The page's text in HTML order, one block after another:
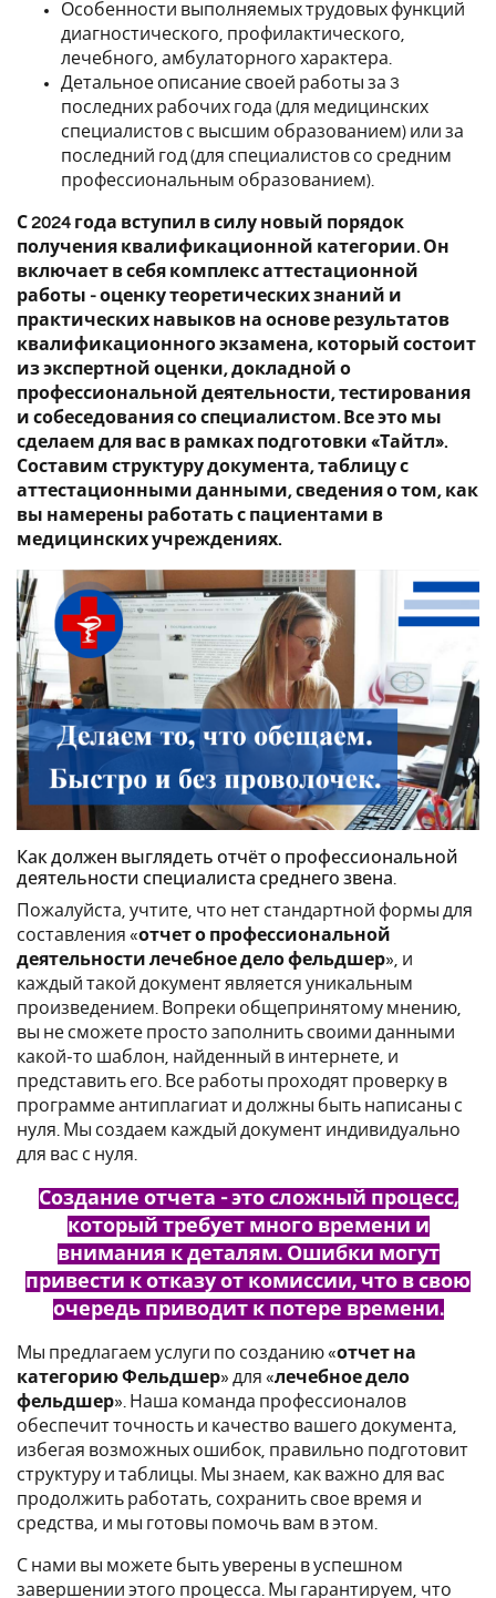
Особенности выполняемых трудовых функций
диагностического, профилактического,
лечебного, амбулаторного характера.
Детальное описание своей работы за 3
последних рабочих года (для медицинских
специалистов с высшим образованием) или за
последний год (для специалистов со средним
профессиональным образованием).
С 2024 года вступил в силу новый порядок
получения квалификационной категории. Он
включает в себя комплекс аттестационной
работы - оценку теоретических знаний и
практических навыков на основе результатов
квалификационного экзамена, который состоит
из экспертной оценки, докладной о
профессиональной деятельности, тестирования
и собеседования со специалистом. Все это мы
сделаем для вас в рамках подготовки «Тайтл».
Составим структуру документа, таблицу с
аттестационными данными, сведения о том, как
вы намерены работать с пациентами в
медицинских учреждениях.
Как должен выглядеть отчёт о профессиональной
деятельности специалиста среднего звена.
Пожалуйста, учтите, что нет стандартной формы для
составления «отчет о профессиональной
деятельности лечебное дело фельдшер», и
каждый такой документ является уникальным
произведением. Вопреки общепринятому мнению,
вы не сможете просто заполнить своими данными
какой-то шаблон, найденный в интернете, и
представить его. Все работы проходят проверку в
программе антиплагиат и должны быть написаны с
нуля. Мы создаем каждый документ индивидуально
для вас с нуля.
Создание отчета - это сложный процесс,
который требует много времени и
внимания к деталям. Ошибки могут
привести к отказу от комиссии, что в свою
очередь приводит к потере времени.
Мы предлагаем услуги по созданию «отчет на
категорию Фельдшер» для «лечебное дело
фельдшер». Наша команда профессионалов
обеспечит точность и качество вашего документа,
избегая возможных ошибок, правильно подготовит
структуру и таблицы. Мы знаем, как важно для вас
продолжить работать, сохранить свое время и
средства, и мы готовы помочь вам в этом.
С нами вы можете быть уверены в успешном
завершении этого процесса. Мы гарантируем, что